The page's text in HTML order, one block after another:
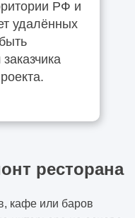
РФ и
удалённых
ресторана
кафе или баров